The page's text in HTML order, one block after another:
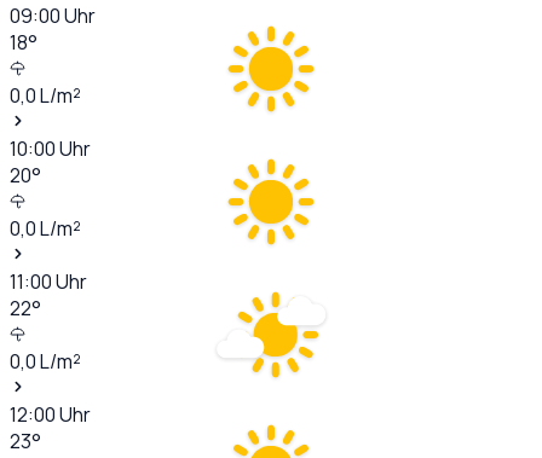
09:00Uhr
18°
0,0L/m²
10:00Uhr
20°
0,0L/m²
11:00Uhr
22°
0,0L/m²
12:00Uhr
23°